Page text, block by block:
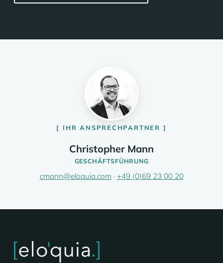
IHR ANSPRECHPARTNER
Christopher Mann
GESCHÄFTSFÜHRUNG
cmann@eloquia.com · +49 (0)69 23 00 20